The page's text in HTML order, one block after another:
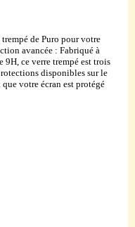
de Puro pour votre
avancée : Fabriqué à
9H, ce verre trempé est trois
disponibles sur le
que votre écran est protégé